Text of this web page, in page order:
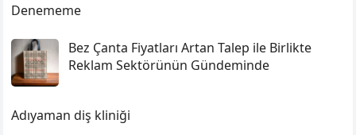
Denememe
Bez Çanta Fiyatları Artan Talep ile Birlikte
Reklam Sektörünün Gündeminde
Adıyaman diş kliniği